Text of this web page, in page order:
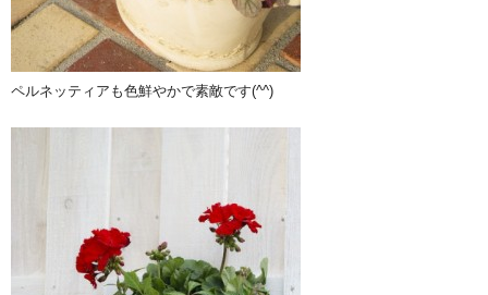
ペルネッティアも色鮮やかで素敵です(^^)